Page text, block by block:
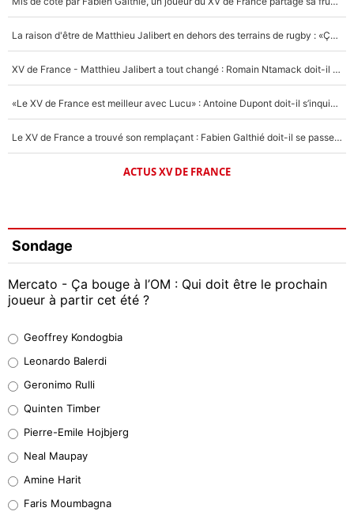
La raison d'être de Matthieu Jalibert en dehors des terrains de rugby : «Ça m'atteint autant que si tu touches à un membre de ma famille»
XV de France - Matthieu Jalibert a tout changé : Romain Ntamack doit-il s’inquiéter pour sa place à un an de la Coupe du monde ?
«Le XV de France est meilleur avec Lucu» : Antoine Dupont doit-il s’inquiéter pour sa place ?
Le XV de France a trouvé son remplaçant : Fabien Galthié doit-il se passer d'Antoine Dupont ?
ACTUS XV DE FRANCE
Sondage
Mercato - Ça bouge à l’OM : Qui doit être le prochain
joueur à partir cet été ?
38%
32%
5%
1%
Geoffrey Kondogbia
Leonardo Balerdi
Geronimo Rulli
Quinten Timber
Pierre-Emile Hojbjerg
Neal Maupay
Amine Harit
Faris Moumbagna